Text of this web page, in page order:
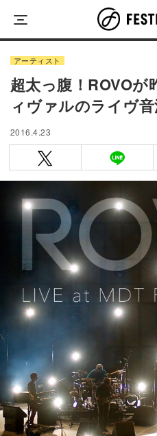
content
アーティスト
超太っ腹！ROVOが
ィヴァルのライヴ音
2016.4.23